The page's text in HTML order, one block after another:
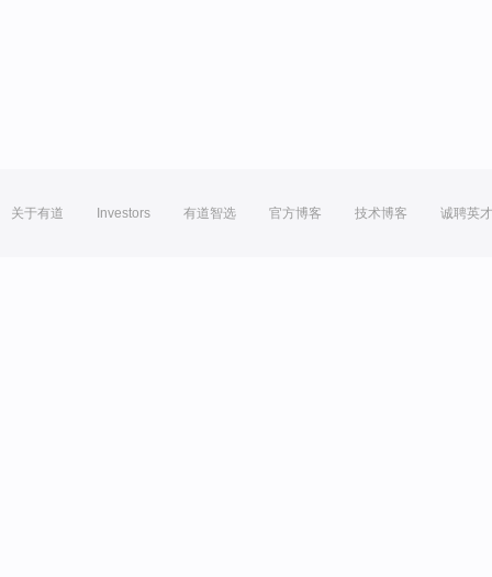
关于有道 Investors 有道智选 官方博客 技术博客 诚聘英才